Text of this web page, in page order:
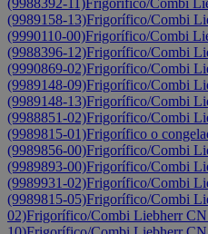
(9988392-11)Frigorífico/Combi
(9989158-13)Frigorífico/Combi
(9990110-00)Frigorífico/Combi
(9988396-12)Frigorífico/Combi
(9990869-02)Frigorífico/Combi
(9989148-09)Frigorífico/Combi
(9989148-13)Frigorífico/Combi
(9988851-02)Frigorífico/Combi
(9989815-01)Frigorífico o
(9989856-00)Frigorífico/Combi
(9989893-00)Frigorífico/Combi
(9989931-02)Frigorífico/Combi
(9989815-05)Frigorífico/Combi
02)Frigorífico/Combi Liebherr